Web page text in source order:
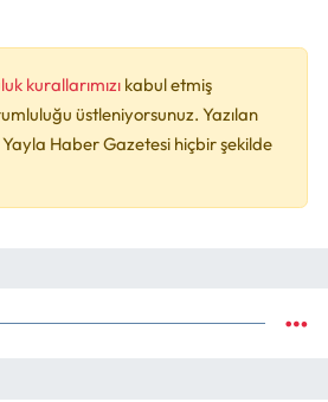
kurallarımızı kabul etmiş
üstleniyorsunuz. Yazılan
Haber Gazetesi hiçbir şekilde